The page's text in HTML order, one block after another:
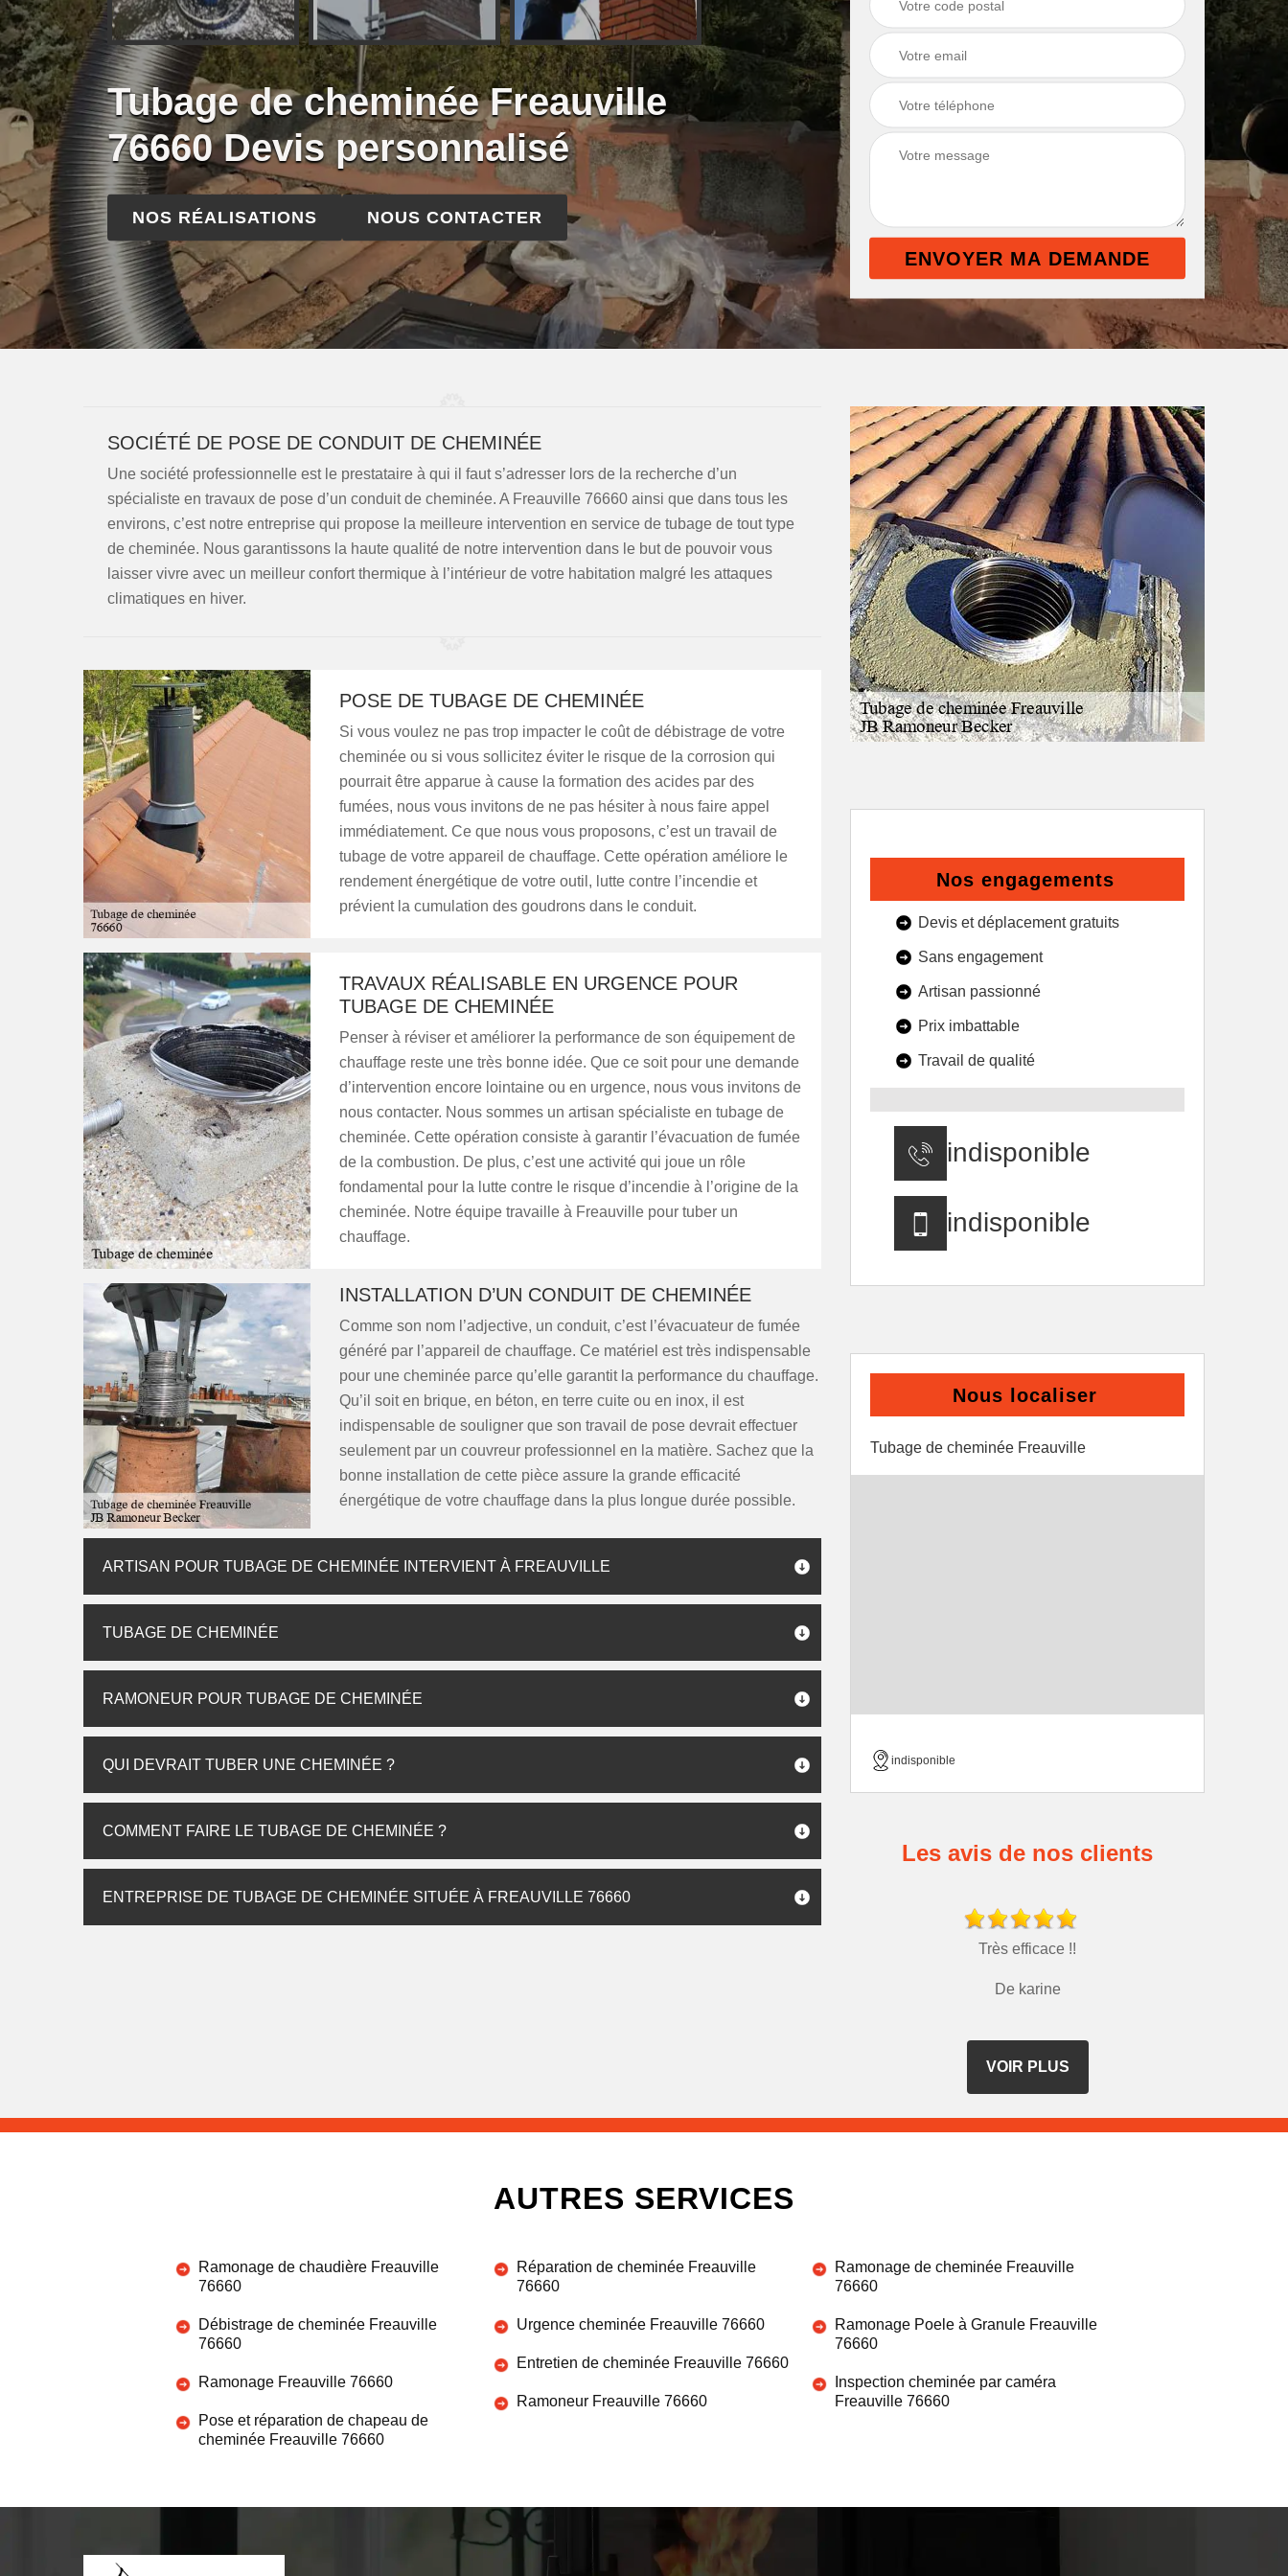
Tubage de cheminée Freauville
76660 Devis personnalisé
NOS RÉALISATIONS NOUS CONTACTER
SOCIÉTÉ DE POSE DE CONDUIT DE CHEMINÉE
Une société professionnelle est le prestataire à qui il faut s’adresser lors de la recherche d’un
spécialiste en travaux de pose d’un conduit de cheminée. A Freauville 76660 ainsi que dans tous les
environs, c’est notre entreprise qui propose la meilleure intervention en service de tubage de tout type
de cheminée. Nous garantissons la haute qualité de notre intervention dans le but de pouvoir vous
laisser vivre avec un meilleur confort thermique à l’intérieur de votre habitation malgré les attaques
climatiques en hiver.
POSE DE TUBAGE DE CHEMINÉE
Si vous voulez ne pas trop impacter le coût de débistrage de votre
cheminée ou si vous sollicitez éviter le risque de la corrosion qui
pourrait être apparue à cause la formation des acides par des
fumées, nous vous invitons de ne pas hésiter à nous faire appel
immédiatement. Ce que nous vous proposons, c’est un travail de
tubage de votre appareil de chauffage. Cette opération améliore le
rendement énergétique de votre outil, lutte contre l’incendie et
prévient la cumulation des goudrons dans le conduit.
TRAVAUX RÉALISABLE EN URGENCE POUR
TUBAGE DE CHEMINÉE
Penser à réviser et améliorer la performance de son équipement de
chauffage reste une très bonne idée. Que ce soit pour une demande
d’intervention encore lointaine ou en urgence, nous vous invitons de
nous contacter. Nous sommes un artisan spécialiste en tubage de
cheminée. Cette opération consiste à garantir l’évacuation de fumée
de la combustion. De plus, c’est une activité qui joue un rôle
fondamental pour la lutte contre le risque d’incendie à l’origine de la
cheminée. Notre équipe travaille à Freauville pour tuber un
chauffage.
INSTALLATION D’UN CONDUIT DE CHEMINÉE
Comme son nom l’adjective, un conduit, c’est l’évacuateur de fumée
généré par l’appareil de chauffage. Ce matériel est très indispensable
pour une cheminée parce qu’elle garantit la performance du chauffage.
Qu’il soit en brique, en béton, en terre cuite ou en inox, il est
indispensable de souligner que son travail de pose devrait effectuer
seulement par un couvreur professionnel en la matière. Sachez que la
bonne installation de cette pièce assure la grande efficacité
énergétique de votre chauffage dans la plus longue durée possible.
ARTISAN POUR TUBAGE DE CHEMINÉE INTERVIENT À FREAUVILLE
TUBAGE DE CHEMINÉE
RAMONEUR POUR TUBAGE DE CHEMINÉE
QUI DEVRAIT TUBER UNE CHEMINÉE ?
COMMENT FAIRE LE TUBAGE DE CHEMINÉE ?
ENTREPRISE DE TUBAGE DE CHEMINÉE SITUÉE À FREAUVILLE 76660
Nos engagements
Devis et déplacement gratuits
Sans engagement
Artisan passionné
Prix imbattable
Travail de qualité
indisponible
indisponible
Nous localiser
Tubage de cheminée Freauville
indisponible
Les avis de nos clients
Très efficace !!
De karine
VOIR PLUS
AUTRES SERVICES
Ramonage de chaudière Freauville
76660
Débistrage de cheminée Freauville
76660
Ramonage Freauville 76660
Pose et réparation de chapeau de
cheminée Freauville 76660
Réparation de cheminée Freauville
76660
Urgence cheminée Freauville 76660
Entretien de cheminée Freauville 76660
Ramoneur Freauville 76660
Ramonage de cheminée Freauville
76660
Ramonage Poele à Granule Freauville
76660
Inspection cheminée par caméra
Freauville 76660